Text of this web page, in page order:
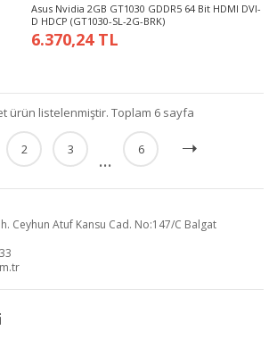
Asus Nvidia 2GB GT1030 GDDR5 64 Bit HDMI DVI-
D HDCP (GT1030-SL-2G-BRK)
6.370,24 TL
ürün listelenmiştir. Toplam 6 sayfa
2 3 ... 6
Ceyhun Atuf Kansu Cad. No:147/C Balgat